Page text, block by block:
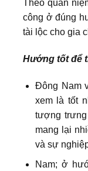
Theo quan
công ở đúng
tài lộc cho gia
Hướng tốt để
Đông Nam
xem là tốt
tượng
mang lại
và sự
Nam; ở